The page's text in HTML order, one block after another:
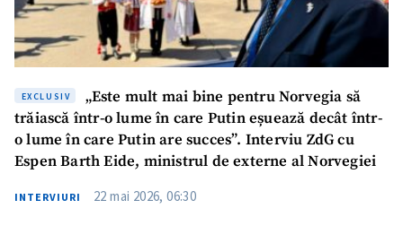
EXCLUSIV
„Este mult mai bine pentru Norvegia să
trăiască într-o lume în care Putin eșuează decât într-
o lume în care Putin are succes”. Interviu ZdG cu
Espen Barth Eide, ministrul de externe al Norvegiei
INTERVIURI 22 mai 2026, 06:30